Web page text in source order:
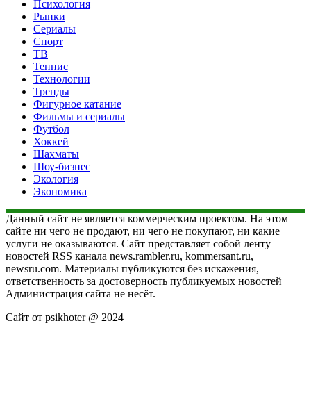
Психология
Рынки
Сериалы
Спорт
ТВ
Теннис
Технологии
Тренды
Фигурное катание
Фильмы и сериалы
Футбол
Хоккей
Шахматы
Шоу-бизнес
Экология
Экономика
Данный сайт не является коммерческим проектом. На этом
сайте ни чего не продают, ни чего не покупают, ни какие
услуги не оказываются. Сайт представляет собой ленту
новостей RSS канала news.rambler.ru, kommersant.ru,
newsru.com. Материалы публикуются без искажения,
ответственность за достоверность публикуемых новостей
Администрация сайта не несёт.
Сайт от psikhoter @ 2024